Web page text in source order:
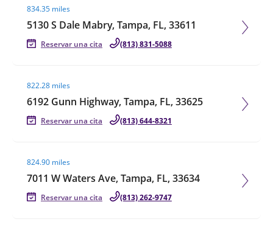
834.35 miles
5130 S Dale Mabry, Tampa, FL, 33611
Reservar una cita (813) 831-5088
822.28 miles
6192 Gunn Highway, Tampa, FL, 33625
Reservar una cita (813) 644-8321
824.90 miles
7011 W Waters Ave, Tampa, FL, 33634
Reservar una cita (813) 262-9747